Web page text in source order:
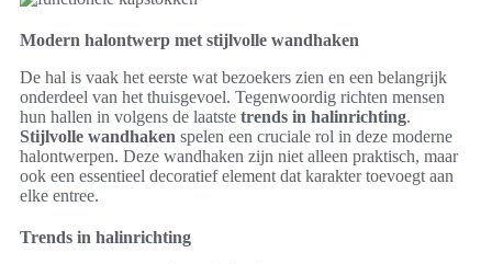
Modern halontwerp met stijlvolle wandhaken
De hal is vaak het eerste wat bezoekers zien en een belangrijk
onderdeel van het thuisgevoel. Tegenwoordig richten mensen
hun hallen in volgens de laatste trends in halinrichting.
Stijlvolle wandhaken spelen een cruciale rol in deze moderne
halontwerpen. Deze wandhaken zijn niet alleen praktisch, maar
ook een essentieel decoratief element dat karakter toevoegt aan
elke entree.
Trends in halinrichting